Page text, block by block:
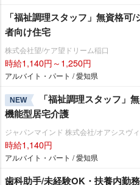
「福祉調理スタッフ」無資格
者向け住宅
株式会社望/ケア望ドリーム稲口
時給1,140円～1,250円
アルバイト・パート / 愛知県
NEW
「福祉調理スタッフ」
機能型居宅介護
ジャパンマインド 株式会社/オアシスヴ
時給1,140円
アルバイト・パート / 愛知県
歯科助手/未経験OK・扶養内勤